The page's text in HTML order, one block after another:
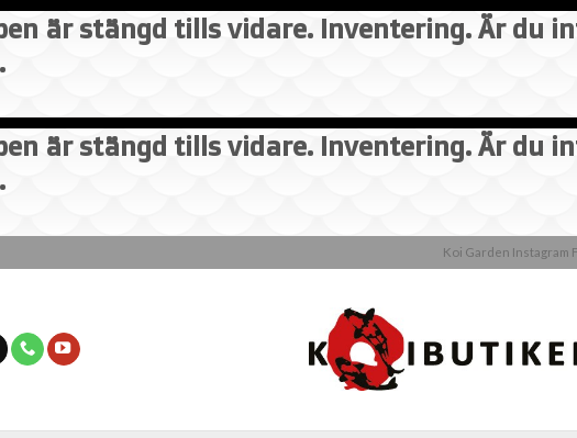
är stängd tills vidare. Inventering. Är du
är stängd tills vidare. Inventering. Är du
Koi Garden Instagram